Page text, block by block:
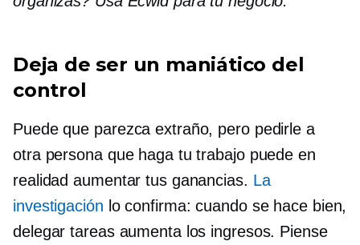
Deja de ser un maniático del
control
Puede que parezca extraño, pero pedirle a
otra persona que haga tu trabajo puede en
realidad aumentar tus ganancias. La
investigación lo confirma: cuando se hace bien,
delegar tareas aumenta los ingresos. Piense